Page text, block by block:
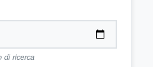
di ricerca